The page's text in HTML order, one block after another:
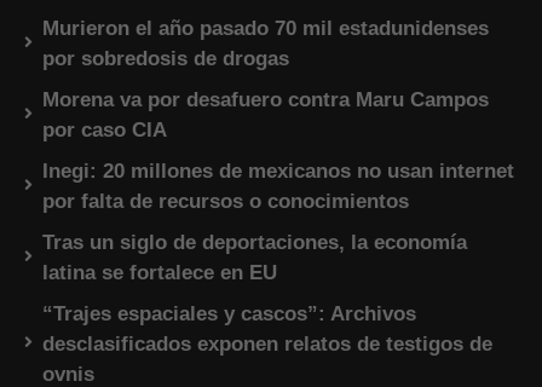
Murieron el año pasado 70 mil estadunidenses
por sobredosis de drogas
Morena va por desafuero contra Maru Campos
por caso CIA
Inegi: 20 millones de mexicanos no usan internet
por falta de recursos o conocimientos
Tras un siglo de deportaciones, la economía
latina se fortalece en EU
“Trajes espaciales y cascos”: Archivos
desclasificados exponen relatos de testigos de
ovnis